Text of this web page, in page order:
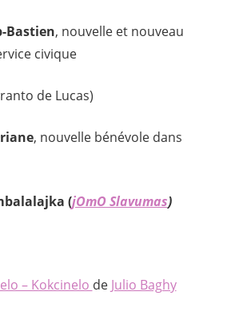
Bastien, nouvelle et nouveau
civique
de Lucas)
, nouvelle bénévole dans
(jOmO Slavumas)
– Kokcinelo de Julio Baghy